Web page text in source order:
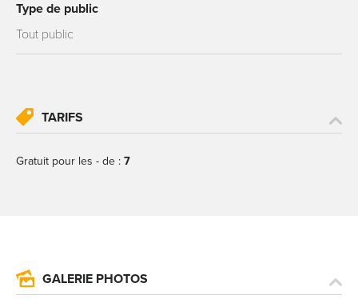
Type de public
Tout public
TARIFS
Gratuit pour les - de : 7
GALERIE PHOTOS